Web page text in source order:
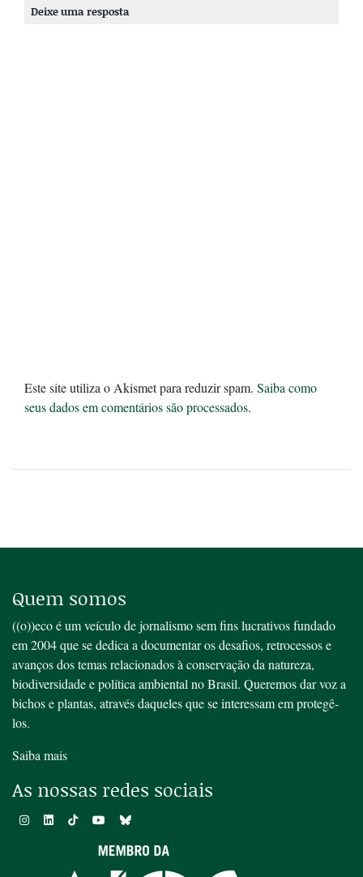
Deixe uma resposta
Este site utiliza o Akismet para reduzir spam. Saiba como
seus dados em comentários são processados.
Quem somos
((o))eco é um veículo de jornalismo sem fins lucrativos fundado
em 2004 que se dedica a documentar os desafios, retrocessos e
avanços dos temas relacionados à conservação da natureza,
biodiversidade e política ambiental no Brasil. Queremos dar voz a
bichos e plantas, através daqueles que se interessam em protegê-
los.
Saiba mais
As nossas redes sociais